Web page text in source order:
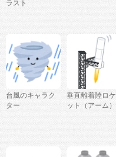
ラスト
台風のキャラク
ター
垂直離着陸ロケ
ット（アーム）